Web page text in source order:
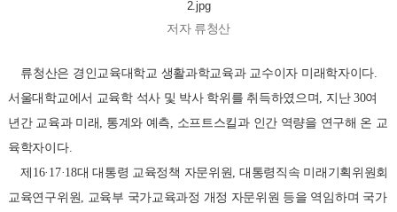
저자 류청산
류청산은 경인교육대학교 생활과학교육과 교수이자 미래학자이다.
서울대학교에서 교육학 석사 및 박사 학위를 취득하였으며, 지난 30여
년간 교육과 미래, 통계와 예측, 소프트스킬과 인간 역량을 연구해 온 교
육학자이다.
제16·17·18대 대통령 교육정책 자문위원, 대통령직속 미래기획위원회
교육연구위원, 교육부 국가교육과정 개정 자문위원 등을 역임하며 국가